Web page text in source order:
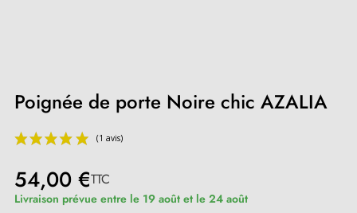
Poignée de porte Noire chic AZALIA
54,00 €TTC
Livraison prévue entre le 19 août et le 24 août